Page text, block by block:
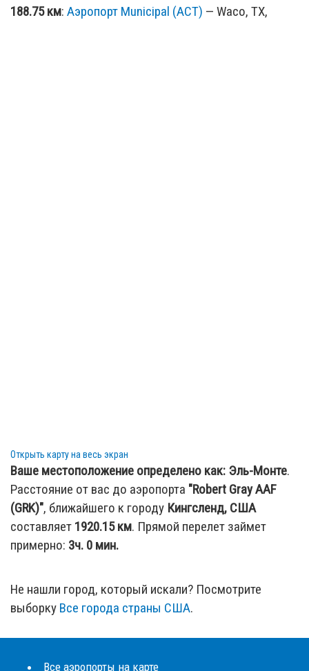
188.75 км: Аэропорт Municipal (ACT) — Waco, TX,
Открыть карту на весь экран
Ваше местоположение определено как: Эль-Монте.
Расстояние от вас до аэропорта "Robert Gray AAF
(GRK)", ближайшего к городу Кингсленд, США
составляет 1920.15км. Прямой перелет займет
примерно: 3ч. 0 мин.
Не нашли город, который искали? Посмотрите
выборку Все города страны США.
Все аэропорты на карте